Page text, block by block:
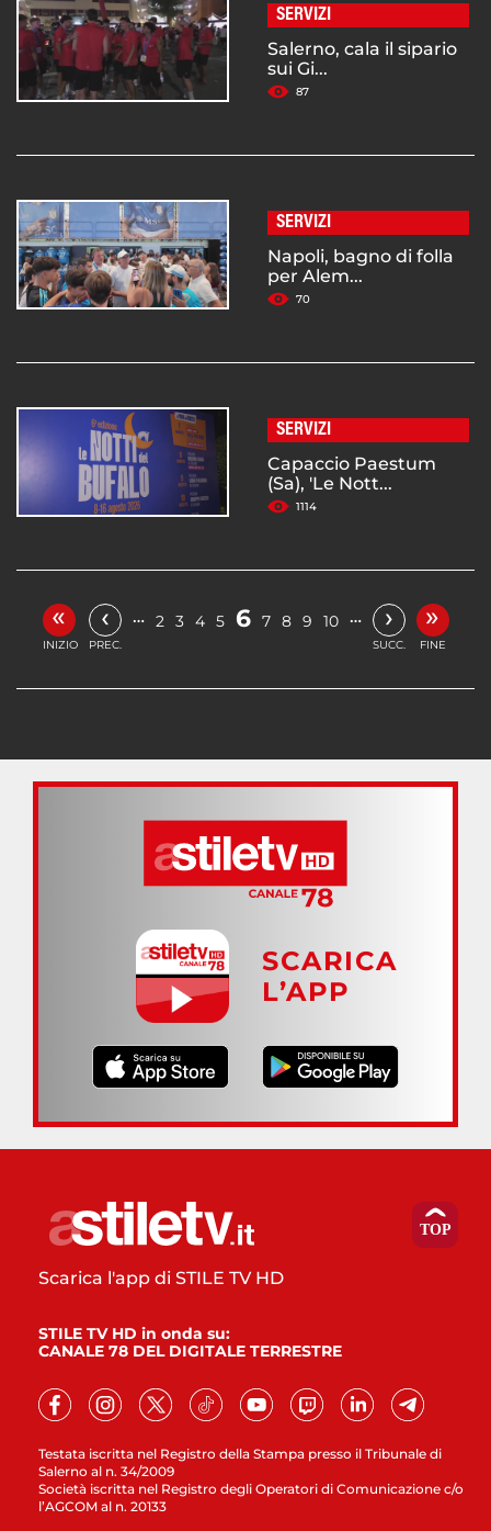
SERVIZI
Salerno, cala il sipario
sui Gi...
87
SERVIZI
Napoli, bagno di folla
per Alem...
70
SERVIZI
Capaccio Paestum
(Sa), 'Le Nott...
1114
«
INIZIO
‹
PREC.
… 2 3 4 5 6 7 8 9 10 … ›
SUCC.
»
FINE
SCARICA
L’APP
Testata iscritta nel Registro della Stampa presso il Tribunale di
Salerno al n. 34/2009
Società iscritta nel Registro degli Operatori di Comunicazione c/o
l’AGCOM al n. 20133
Scarica l'app di STILE TV HD
STILE TV HD in onda su:
CANALE 78 DEL DIGITALE TERRESTRE